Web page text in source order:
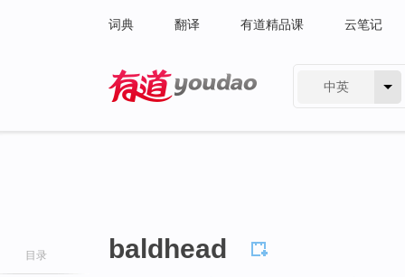
词典 翻译 有道精品课 云笔记
中英
目录 baldhead